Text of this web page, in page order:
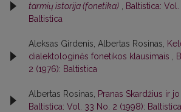
tarmių istorija (fonetika)
Baltistica: Vol.
Baltistica
Aleksas Girdenis, Albertas Rosinas,
dialektologinės fonetikos klausimais
2 (1976): Baltistica
Albertas Rosinas, Pranas Skardžius ir
Baltistica: Vol. 33 No. 2 (1998): Baltistica